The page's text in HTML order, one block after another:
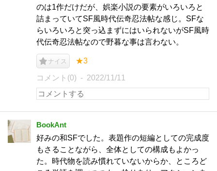
のは1作だけだが、娯楽小説の要素がいろいろと
詰まっていてSF風時代伝奇忍法帖な感じ。SFな
らいろいろと突っ込まずにはいられないがSF風時
代伝奇忍法帖なので野暮な事は言わない。
ナイス ★3
コメント(0) 2022/11/11
BookAnt
好みの和SFでした。表題作の短編としての完成度
もさることながら、全体としての構成もよかっ
た。時代物を読み慣れていないからか、ところど